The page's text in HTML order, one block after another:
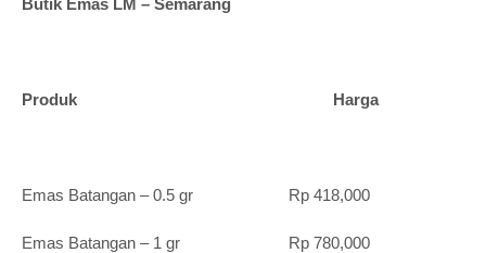
Butik Emas LM – Semarang
Produk Harga
Emas Batangan – 0.5 gr Rp 418,000
Emas Batangan – 1 gr Rp 780,000